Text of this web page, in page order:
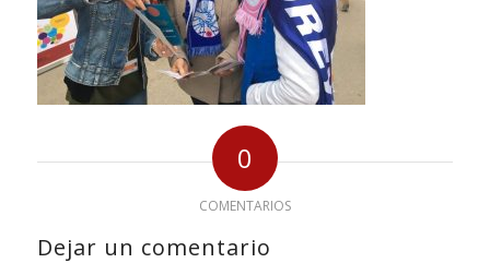
0
COMENTARIOS
Dejar un comentario